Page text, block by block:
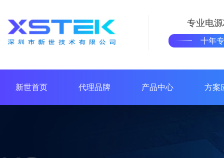
专业电
十年
新世首页 代理品牌 产品中心 方案